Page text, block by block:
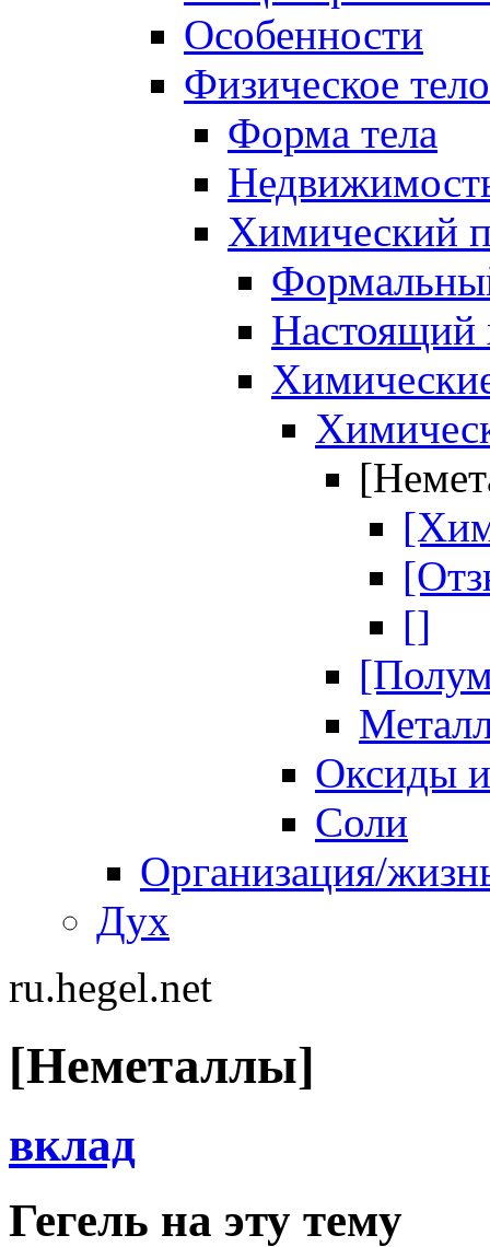
Особенности
Физическое тело
Форма тела
Химический
Настоящий
[]
Оксиды
Соли
Организация/
Дух
ru.hegel.net
[Неметаллы]
вклад
Гегель на эту тему